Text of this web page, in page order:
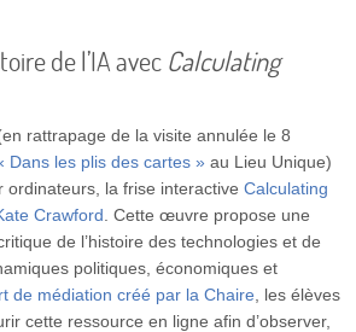
de l’IA avec Calculating
rattrapage de la visite annulée le 8
Dans les plis des cartes »au Lieu Unique)
ordinateurs, la frise interactive Calculating
Crawford. Cette œuvre propose une
de l’histoire des technologies et de
politiques, économiques et
de médiation créé par la Chaire, les élèves
cette ressource en ligne afin d’observer,